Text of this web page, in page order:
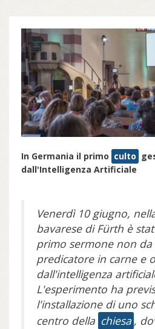
In Germania il primo culto
dall'Intelligenza Artificiale
Venerdì 10 giugno,
bavarese di Fürth è
primo sermone non da
predicatore in carne e
dall'intelligenza
L'esperimento ha
l'installazione di uno
centro della chiesa ,